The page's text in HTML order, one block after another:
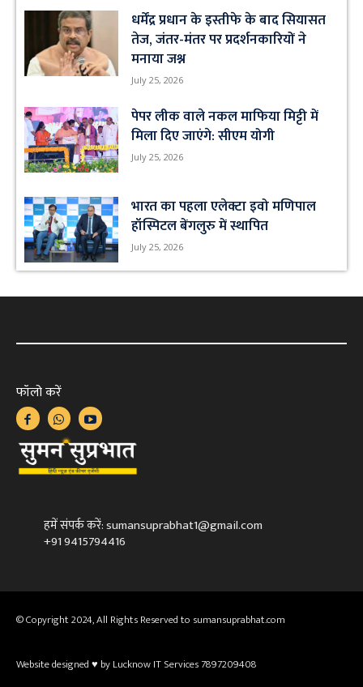
धर्मेंद्र प्रधान के इस्तीफे के बाद सियासत
तेज, जंतर-मंतर पर प्रदर्शनकारियों ने
मनाया जश्न
July 25, 2026
पेपर लीक वाले नकल माफिया मिट्टी में
मिला दिए जाएंगे: सीएम योगी
July 25, 2026
भारत का पहला एलेक्टा इवो मणिपाल
हॉस्पिटल बेंगलुरु में स्थापित
July 25, 2026
फॉलो करें
हमें संपर्क करें: sumansuprabhat1@gmail.com
+91 9415794416
© Copyright 2024, All Rights Reserved to sumansuprabhat.com
Website designed ♥ by Lucknow IT Services 7897209408